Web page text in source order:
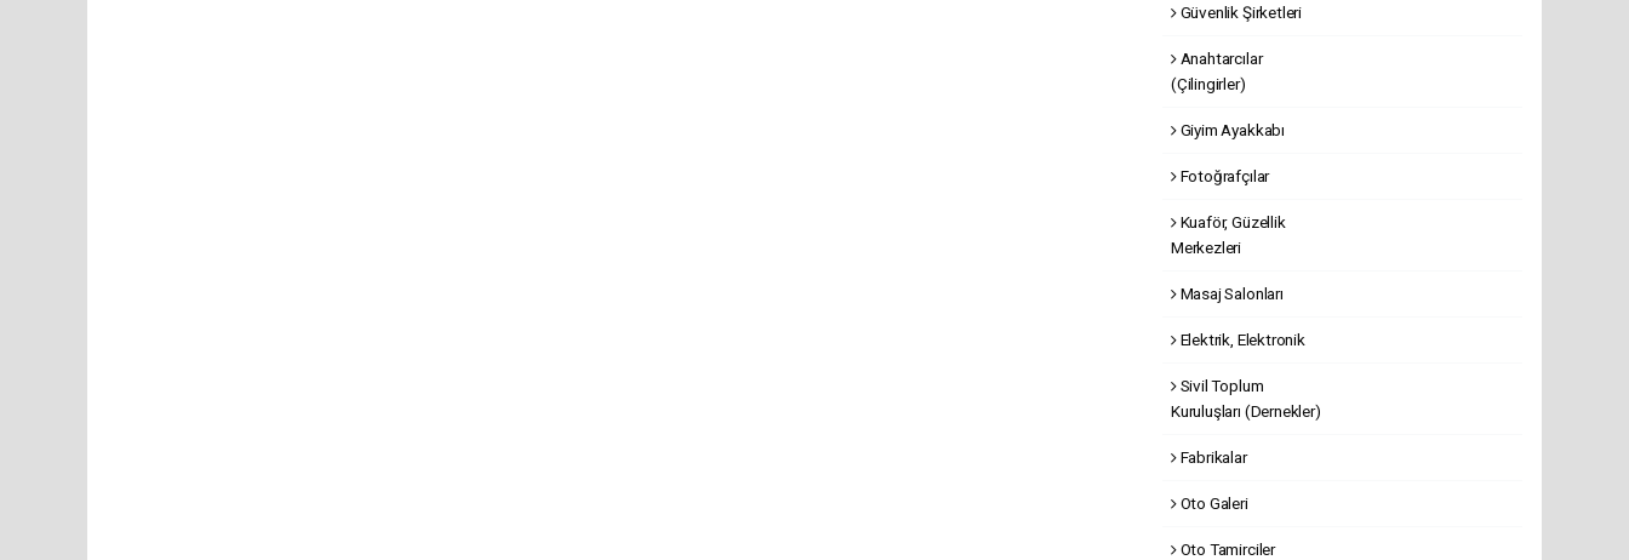
Güvenlik Şirketleri
Anahtarcılar
(Çilingirler)
Giyim Ayakkabı
Fotoğrafçılar
Kuaför, Güzellik
Merkezleri
Masaj Salonları
Elektrik, Elektronik
Sivil Toplum
Kuruluşları (Dernekler)
Fabrikalar
Oto Galeri
Oto Tamirciler